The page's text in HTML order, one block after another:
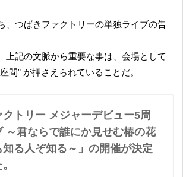
上記の文脈から重要な事は、会場として
間” が押さえられていることだ。
～君ならで誰にか見せむ椿の花
る人ぞ知る～」の開催が決定